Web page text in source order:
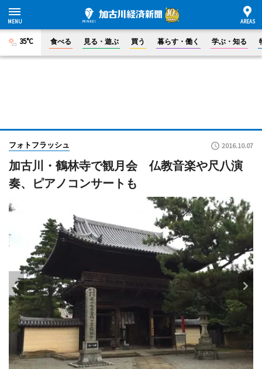
35°C 食べる 見る・遊ぶ 買う 暮らす・働く 学ぶ・知る
フォトフラッシュ 2016.10.07
加古川・鶴林寺で観月会 仏教音楽や尺八演
奏、ピアノコンサートも